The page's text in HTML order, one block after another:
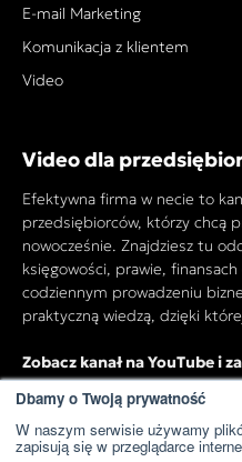
Dbamy o Twoją prywatność
W naszym serwisie używamy
zapisują się w przeglądarce
E-mail Marketing
Komunikacja z klientem
Video
Video dla
Efektywna firma w necie to
przedsiębiorców, którzy chcą
nowocześnie. Znajdziesz tu
księgowości, prawie,
codziennym prowadzeniu
praktyczną wiedzą, dzięki
Zobacz kanał na YouTube i
Przejdź do kanału